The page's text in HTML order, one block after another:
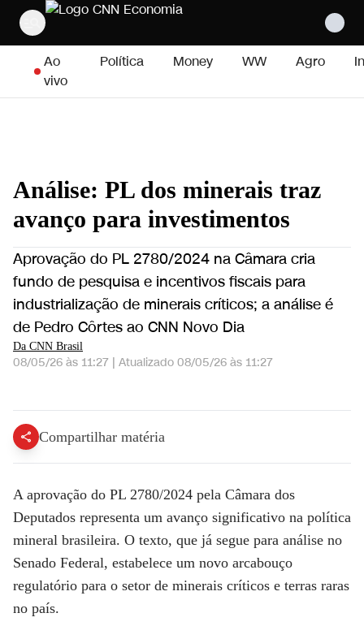
Pular para o conteúdo
Ao
vivo
Política Money WW Agro
Análise: PL dos minerais traz
avanço para investimentos
Aprovação do PL 2780/2024 na Câmara cria
fundo de pesquisa e incentivos fiscais para
industrialização de minerais críticos; a análise é
de Pedro Côrtes ao CNN Novo Dia
Da CNN Brasil
08/05/26 às 11:27 | Atualizado 08/05/26 às 11:27
Análise: PL dos minerais traz avanço para investimentos | CNN NOVO DIA
Compartilhar matéria
A aprovação do PL 2780/2024 pela Câmara dos
Deputados representa um avanço significativo na política
mineral brasileira. O texto, que já segue para análise no
Senado Federal, estabelece um novo arcabouço
regulatório para o setor de minerais críticos e terras raras
no país.